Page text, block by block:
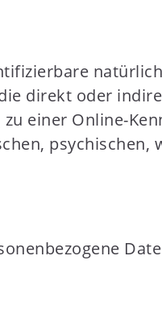
direkt oder
einer Online-